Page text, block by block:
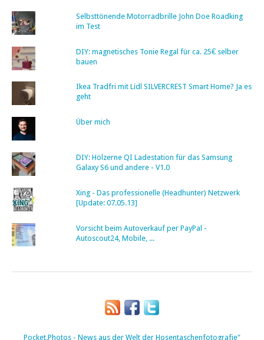
Selbsttönende Motorradbrille John Doe Roadking
im Test
DIY: magnetisches Tonie Regal für ca. 25€ selber
bauen
Ikea Tradfri mit Lidl SILVERCREST Smart Home? Ja es
geht
Über mich
DIY: Hölzerne QI Ladestation für das Samsung
Galaxy S6 und andere - V1.0
Xing - Das professionelle (Headhunter) Netzwerk
[Update: 07.05.13]
Vorsicht beim Autoverkauf per PayPal -
Autoscout24, Mobile, ...
Pocket.Photos - News aus der Welt der Hosentaschenfotografie"